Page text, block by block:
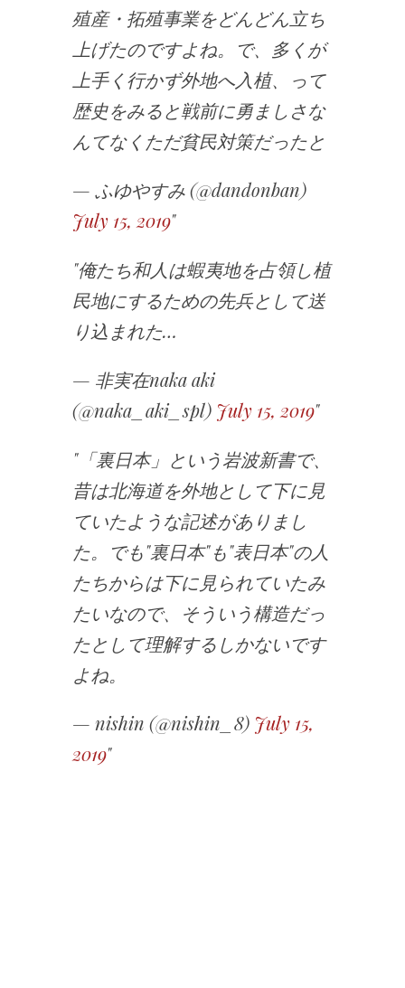
殖産・拓殖事業をどんどん立ち
上げたのですよね。で、多くが
上手く行かず外地へ入植、って
歴史をみると戦前に勇ましさな
んてなくただ貧民対策だったと
— ふゆやすみ (@dandonban)
July 15, 2019
俺たち和人は蝦夷地を占領し植
民地にするための先兵として送
り込まれた…
— 非実在naka aki
(@naka_aki_spl) July 15, 2019
「裏日本」という岩波新書で、
昔は北海道を外地として下に見
ていたような記述がありまし
た。でも"裏日本"も"表日本"の人
たちからは下に見られていたみ
たいなので、そういう構造だっ
たとして理解するしかないです
よね。
— nishin (@nishin_8) July 15,
2019